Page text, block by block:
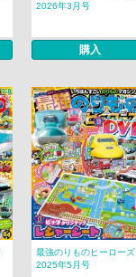
2026年3月号
購入
最強のりものヒーローズ
2025年5月号